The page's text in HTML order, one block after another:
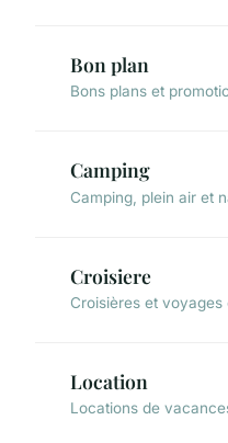
Bon plan
Bons plans et
Camping
Camping, plein air et
Croisiere
Croisières et voyages
Location
Locations de